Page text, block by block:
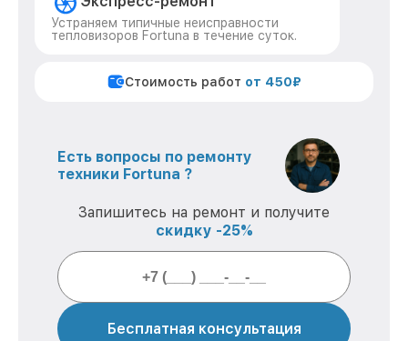
Устраняем типичные неисправности
тепловизоров Fortuna в течение суток.
Стоимость работ от 450₽
Есть вопросы по ремонту
техники Fortuna ?
Запишитесь на ремонт и получите
скидку -25%
Бесплатная консультация